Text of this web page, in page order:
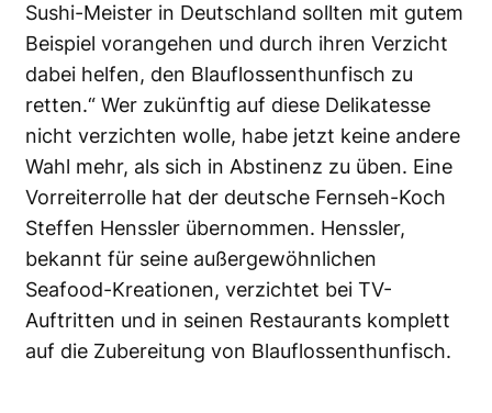
Sushi-Meister in Deutschland sollten mit gutem
Beispiel vorangehen und durch ihren Verzicht
dabei helfen, den Blauflossenthunfisch zu
retten.“ Wer zukünftig auf diese Delikatesse
nicht verzichten wolle, habe jetzt keine andere
Wahl mehr, als sich in Abstinenz zu üben. Eine
Vorreiterrolle hat der deutsche Fernseh-Koch
Steffen Henssler übernommen. Henssler,
bekannt für seine außergewöhnlichen
Seafood-Kreationen, verzichtet bei TV-
Auftritten und in seinen Restaurants komplett
auf die Zubereitung von Blauflossenthunfisch.